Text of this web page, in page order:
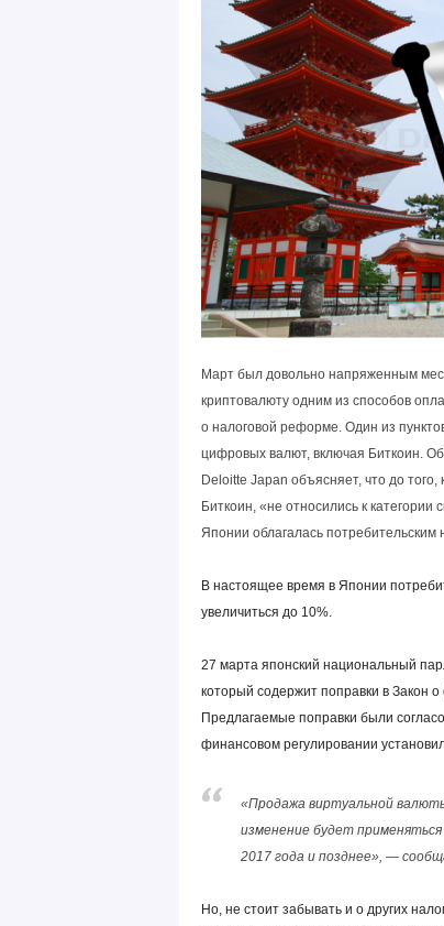
Март был довольно напряженным
криптовалюту одним из способов
о налоговой реформе. Один из
цифровых валют, включая Биткоин.
Deloitte Japan объясняет, что до
Биткоин, «не относились к
Японии облагалась потребительским
В настоящее время в Японии
увеличиться до 10%.
27 марта японский национальный
который содержит поправки в Закон
Предлагаемые поправки были
финансовом регулировании
«Продажа виртуальной
изменение будет
2017 года и позднее», —
Но, не стоит забывать и о других